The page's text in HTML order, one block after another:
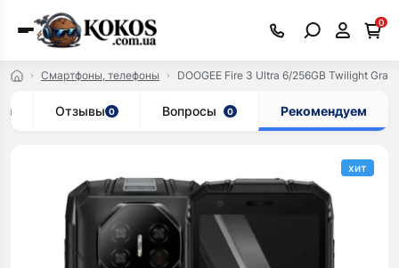
0
Смартфоны, телефоны DOOGEE Fire 3 Ultra 6/256GB Twilight Gray
Отзывы 0 Вопросы 0 Рекомендуем
хит